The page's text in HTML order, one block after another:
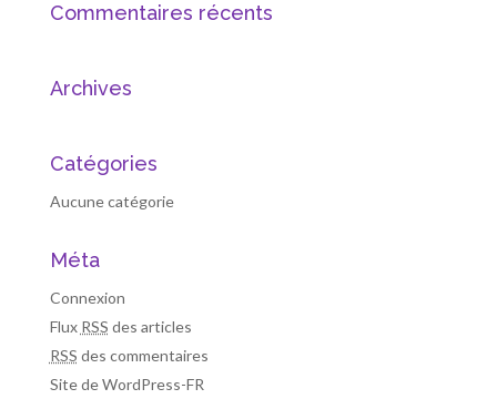
Commentaires récents
Archives
Catégories
Aucune catégorie
Méta
Connexion
Flux RSS des articles
RSS des commentaires
Site de WordPress-FR